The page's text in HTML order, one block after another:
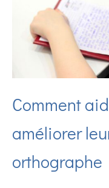
Comment
améliorer
orthographe